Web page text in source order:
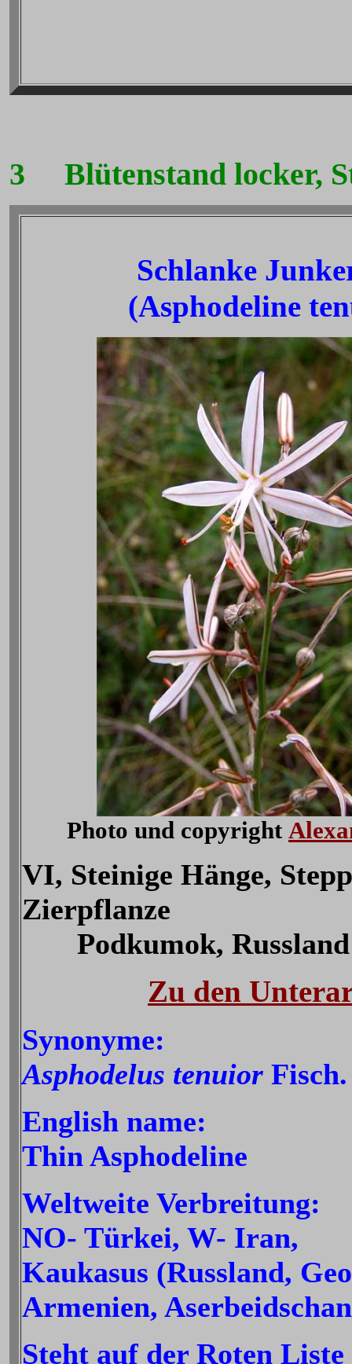
3 Blütenstand locker,
Schlanke
(Asphodeline
Photo und copyright
VI, Steinige Hänge,
Zierpflanze
Podkumok, Russland
Zu den
Synonyme:
Asphodelus tenuior
English name:
Thin Asphodeline
Weltweite Verbreitung:
NO- Türkei, W- Iran,
Kaukasus (Russland,
Armenien,
Steht auf der Roten